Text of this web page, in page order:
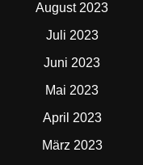
August 2023
Juli 2023
Juni 2023
Mai 2023
April 2023
März 2023